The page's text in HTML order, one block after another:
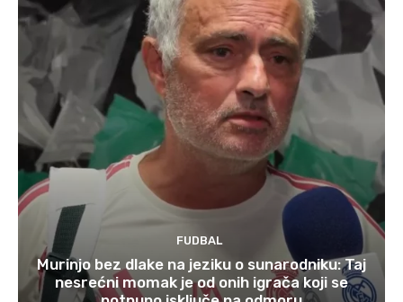
FUDBAL
Murinjo bez dlake na jeziku o sunarodniku: Taj
nesrećni momak je od onih igrača koji se